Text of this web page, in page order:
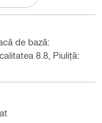
de bază:
8.8, Piuliţă: